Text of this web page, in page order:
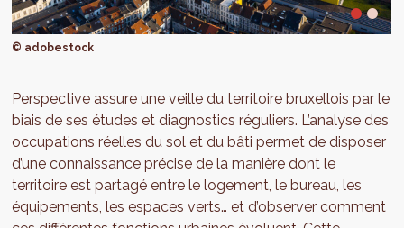
© adobestock
Perspective assure une veille du territoire bruxellois par le
biais de ses études et diagnostics réguliers. L’analyse des
occupations réelles du sol et du bâti permet de disposer
d’une connaissance précise de la manière dont le
territoire est partagé entre le logement, le bureau, les
équipements, les espaces verts… et d’observer comment